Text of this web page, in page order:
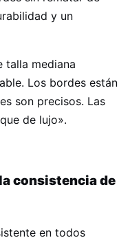
y un
talla mediana
Los bordes están
son precisos. Las
de lujo».
consistencia de
en todos